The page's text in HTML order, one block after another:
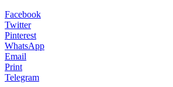
Facebook
Twitter
Pinterest
WhatsApp
Email
Print
Telegram